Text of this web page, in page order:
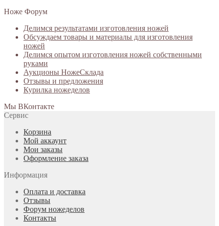
Ноже Форум
Делимся результатами изготовления ножей
Обсуждаем товары и материалы для изготовления
ножей
Делимся опытом изготовления ножей собственными
руками
Аукционы НожеСклада
Отзывы и предложения
Курилка ножеделов
Мы ВКонтакте
Сервис
Корзина
Мой аккаунт
Мои заказы
Оформление заказа
Информация
Оплата и доставка
Отзывы
Форум ножеделов
Контакты